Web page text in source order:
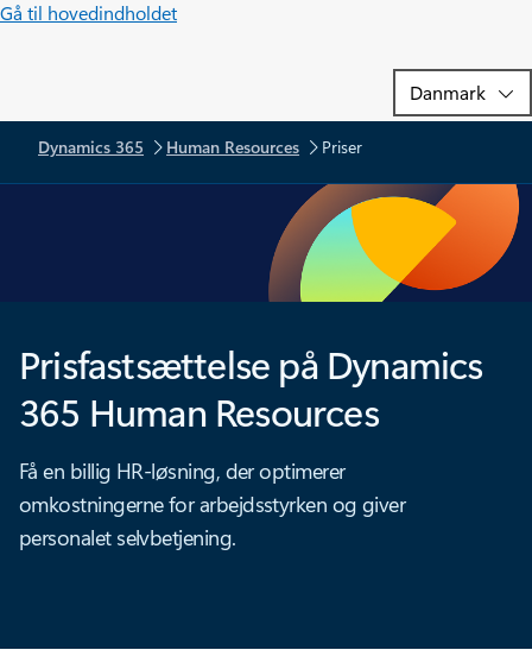
Gå til hovedindholdet
Dynamics 365 Human Resources Priser
Prisfastsættelse på Dynamics
365 Human Resources
Få en billig HR-løsning, der optimerer
omkostningerne for arbejdsstyrken og giver
personalet selvbetjening.